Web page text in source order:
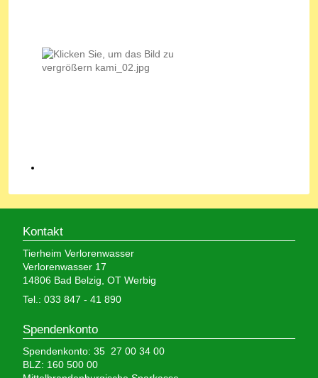
Kontakt
Tierheim Verlorenwasser
Verlorenwasser 17
14806 Bad Belzig, OT Werbig
Tel.: 033 847 - 41 890
Spendenkonto
Spendenkonto: 35 27 00 34 00
BLZ: 160 500 00